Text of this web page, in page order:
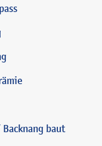
baut